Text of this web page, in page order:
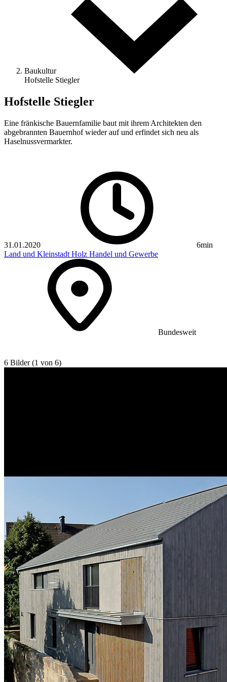
Baukultur
Hofstelle Stiegler
Hofstelle Stiegler
Eine fränkische Bauernfamilie baut mit ihrem Architekten den
abgebrannten Bauernhof wieder auf und erfindet sich neu als
Haselnussvermarkter.
31.01.2020
6min
Land und Kleinstadt Holz Handel und Gewerbe
Bundesweit
6 Bilder (1 von 6)